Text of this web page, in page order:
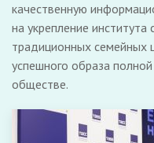
качественную
на укрепление института
традиционных семейных
успешного образа
обществе.